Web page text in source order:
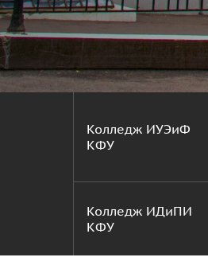
Колледж ИУЭиФ
КФУ
Колледж ИДиПИ
КФУ